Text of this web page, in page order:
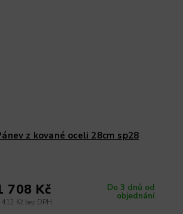
z kované oceli 28cm sp28
Do 3 dnů od
objednání
412 Kč bez DPH
708 Kč